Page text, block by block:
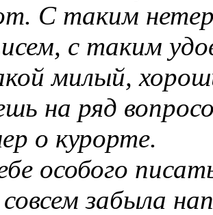
С таким
с таким
милый,
на ряд
о курорте.
особого
забыла